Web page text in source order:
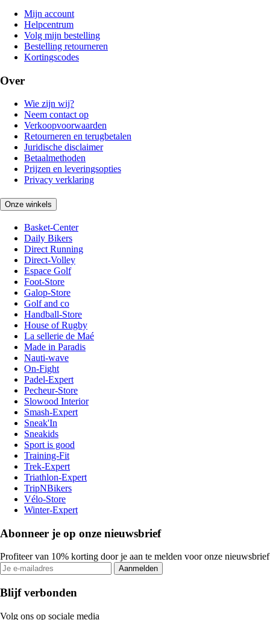
Mijn account
Helpcentrum
Volg mijn bestelling
Bestelling retourneren
Kortingscodes
Over
Wie zijn wij?
Neem contact op
Verkoopvoorwaarden
Retourneren en terugbetalen
Juridische disclaimer
Betaalmethoden
Prijzen en leveringsopties
Privacy verklaring
Onze winkels
Basket-Center
Daily Bikers
Direct Running
Direct-Volley
Espace Golf
Foot-Store
Galop-Store
Golf and co
Handball-Store
House of Rugby
La sellerie de Maé
Made in Paradis
Nauti-wave
On-Fight
Padel-Expert
Pecheur-Store
Slowood Interior
Smash-Expert
Sneak'In
Sneakids
Sport is good
Training-Fit
Trek-Expert
Triathlon-Expert
TripNBikers
Vélo-Store
Winter-Expert
Abonneer je op onze nieuwsbrief
Profiteer van 10% korting door je aan te melden voor onze nieuwsbrief
Aanmelden
Blijf verbonden
Volg ons op sociale media